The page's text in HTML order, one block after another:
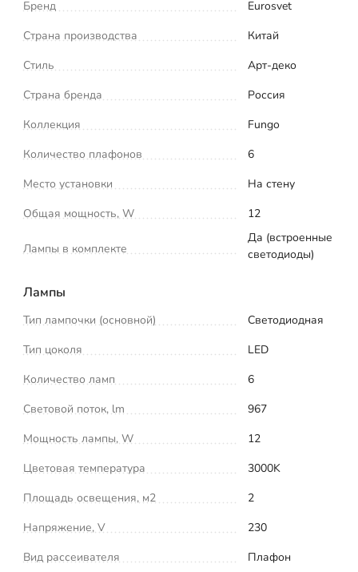
Бренд
Eurosvet
Страна производства
Китай
Стиль
Арт-деко
Страна бренда
Россия
Коллекция
Fungo
Количество плафонов
6
Место установки
На стену
Общая мощность, W
12
Лампы в комплекте
Да (встроенные
светодиоды)
Лампы
Тип лампочки (основной)
Светодиодная
Тип цоколя
LED
Количество ламп
6
Световой поток, lm
967
Мощность лампы, W
12
Цветовая температура
3000K
Площадь освещения, м2
2
Напряжение, V
230
Вид рассеивателя
Плафон